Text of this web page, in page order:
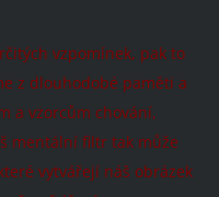
vzpomínek, pak to
z dlouhodobé paměti a
a vzorcům chování,
mentální filtr tak může
vytvářejí náš obrázek